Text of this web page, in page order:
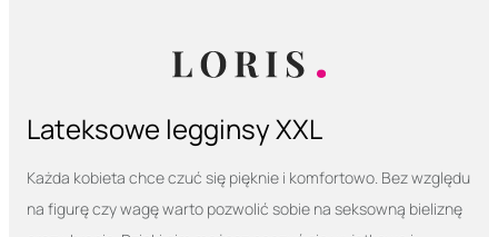
Lateksowe legginsy XXL
Każda kobieta chce czuć się pięknie i komfortowo. Bez względu
na figurę czy wagę warto pozwolić sobie na seksowną bieliznę